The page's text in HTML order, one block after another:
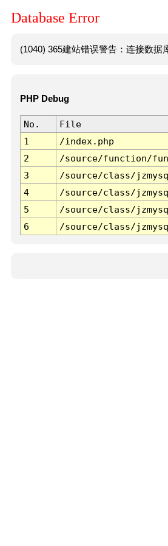
Database Error
(1040) 365建站错误警告：连接数据
PHP Debug
No. File
1
/index.php
2
/source/function/
3
/source/class/
4
/source/class/
5
/source/class/
6
/source/class/